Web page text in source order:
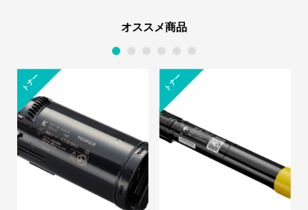
オススメ商品
トナー トナー
1 2 3 4 5 6